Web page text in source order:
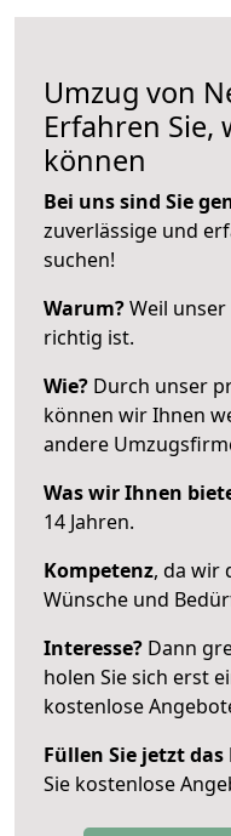
Umzug von
Erfahren Sie,
können
Bei uns sind Sie
zuverlässige und
suchen!
Warum?Weil
richtig ist.
Wie? Durch unser
können wir Ihnen
andere
Was wir Ihnen
14 Jahren.
Kompetenz, da wir
Wünsche und
Interesse? Dann
holen Sie sich erst
kostenlose
Füllen Sie jetzt
Sie kostenlose